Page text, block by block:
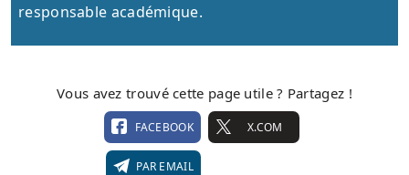
responsable académique.
Vous avez trouvé cette page utile ? Partagez !
FACEBOOK X.COM
PAR EMAIL